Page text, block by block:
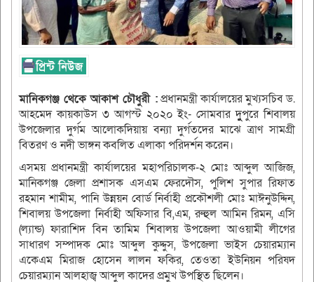
মানিকগঞ্জ থেকে আকাশ চৌধুরী :প্রধানমন্ত্রী কার্যালয়ের মুখ্যসচিব ড.
আহমেদ কায়কাউস ৩ আগস্ট ২০২০ ইং- সোমবার দুুুুপুরে শিবালয়
উপজেলার দুর্গম আলোকদিয়ায় বন্যা দুর্গতদের মাঝে ত্রাণ সামগ্রী
বিতরণ ও নদী ভাঙ্গন কবলিত এলাকা পরিদর্শন করেন।
এসময় প্রধানমন্ত্রী কার্যালয়ের মহাপরিচালক-২ মোঃ আব্দুল আজিজ,
মানিকগঞ্জ জেলা প্রশাসক এসএম ফেরদৌস, পুলিশ সুপার রিফাত
রহমান শামীম, পানি উন্নয়ন বোর্ড নির্বাহী প্রকৌশলী মোঃ মাঈনুউদ্দিন,
শিবালয় উপজেলা নির্বাহী অফিসার বি,এম, রুহুল আমিন রিমন, এসি
(ল্যান্ড) ফারাশিদ বিন তামিম শিবালয় উপজেলা আওয়ামী লীগের
সাধারণ সম্পাদক মোঃ আব্দুল কুদ্দুস, উপজেলা ভাইস চেয়ারম্যান
একেএম মিরাজ হোসেন লালন ফকির, তেওতা ইউনিয়ন পরিষদ
চেয়ারম্যান আলহাজ্ব আব্দুল কাদের প্রমুখ উপস্থিত ছিলেন।